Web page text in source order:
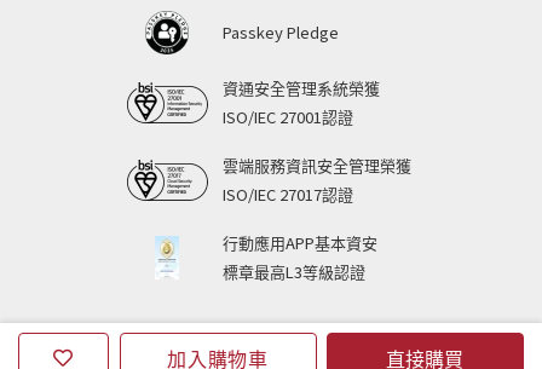
加入購物車 直接購買
Passkey Pledge
資通安全管理系統榮獲
ISO/IEC 27001認證
雲端服務資訊安全管理榮獲
ISO/IEC 27017認證
行動應用APP基本資安
標章最高L3等級認證